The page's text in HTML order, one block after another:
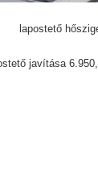
javítása